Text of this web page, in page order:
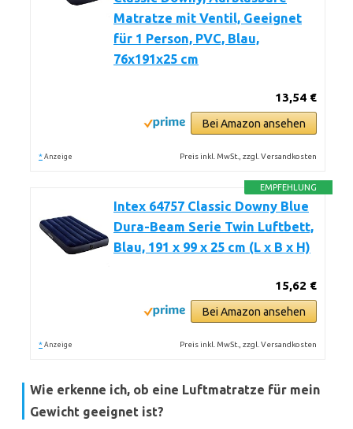
Matratze mit Ventil, Geeignet
für 1 Person, PVC, Blau,
76x191x25 cm
13,54 €
Bei Amazon ansehen
* Anzeige Preis inkl. MwSt., zzgl. Versandkosten
EMPFEHLUNG
Intex 64757 Classic Downy Blue
Dura-Beam Serie Twin Luftbett,
Blau, 191 x 99 x 25 cm (L x B x H)
15,62 €
Bei Amazon ansehen
* Anzeige Preis inkl. MwSt., zzgl. Versandkosten
Wie erkenne ich, ob eine Luftmatratze für mein
Gewicht geeignet ist?